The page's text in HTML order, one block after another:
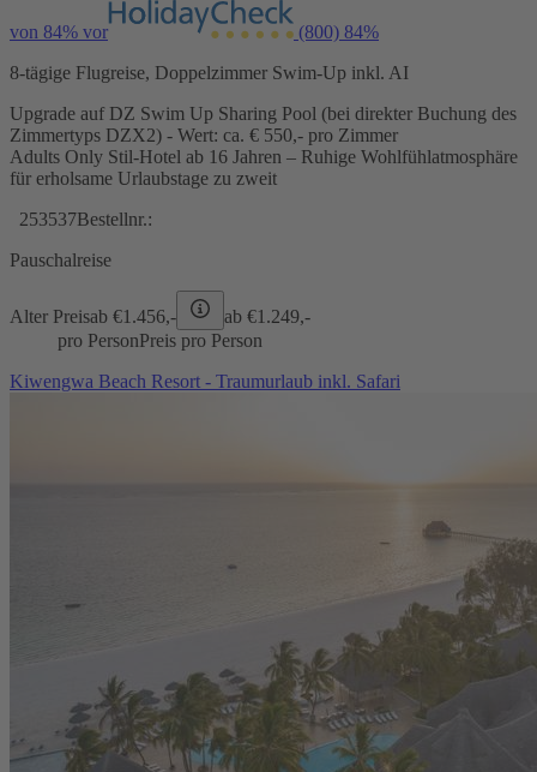
von 84% vor (800) 84%
8-tägige Flugreise, Doppelzimmer Swim-Up inkl. AI
Upgrade auf DZ Swim Up Sharing Pool (bei direkter Buchung des
Zimmertyps DZX2) - Wert: ca. € 550,- pro Zimmer
Adults Only Stil-Hotel ab 16 Jahren – Ruhige Wohlfühlatmosphäre
für erholsame Urlaubstage zu zweit
253537Bestellnr.:
Pauschalreise
Alter Preisab €1.456,- ab €1.249,-
pro PersonPreis pro Person
Kiwengwa Beach Resort - Traumurlaub inkl. Safari